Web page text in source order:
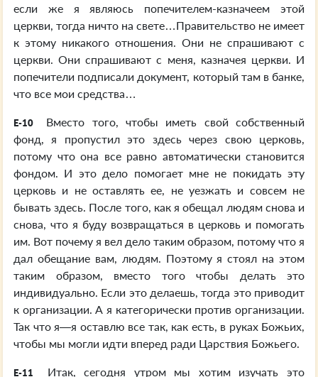
если же я являюсь попечителем-казначеем этой
церкви, тогда ничто на свете…Правительство не имеет
к этому никакого отношения. Они не спрашивают с
церкви. Они спрашивают с меня, казначея церкви. И
попечители подписали документ, который там в банке,
что все мои средства…
E-10
Вместо того, чтобы иметь свой собственный
фонд, я пропустил это здесь через свою церковь,
потому что она все равно автоматически становится
фондом. И это дело помогает мне не покидать эту
церковь и не оставлять ее, не уезжать и совсем не
бывать здесь. После того, как я обещал людям снова и
снова, что я буду возвращаться в церковь и помогать
им. Вот почему я вел дело таким образом, потому что я
дал обещание вам, людям. Поэтому я стоял на этом
таким образом, вместо того чтобы делать это
индивидуально. Если это делаешь, тогда это приводит
к организации. А я категорически против организации.
Так что я—я оставлю все так, как есть, в руках Божьих,
чтобы мы могли идти вперед ради Царствия Божьего.
E-11
Итак, сегодня утром мы хотим изучать это